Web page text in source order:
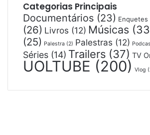
Categorias Principais
Documentários (23) Enquetes
(26) Livros (12) Músicas
(25) Palestra (2) Palestras (12)
Séries (14) Trailers (37) TV
UOLTUBE (200) Vlog